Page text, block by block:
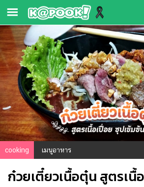
ข่าว-
ความ
รู้
ข่าว
ข่าว
บันเทิง
ตรวจ
หวย
ผล
บอล
cooking เมนูอาหาร
ก๋วยเตี๋ยวเนื้อตุ๋น สูตรเนื้